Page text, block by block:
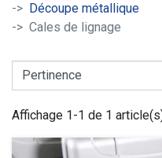
Découpe métallique
Cales de lignage
Affichage 1-1 de 1